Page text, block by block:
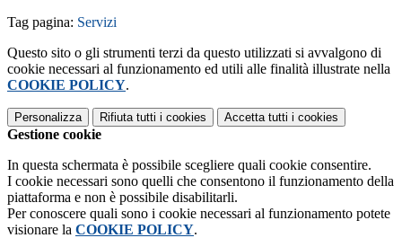
Tag pagina: Servizi
Questo sito o gli strumenti terzi da questo utilizzati si avvalgono di
cookie necessari al funzionamento ed utili alle finalità illustrate nella
COOKIE POLICY.
Personalizza Rifiuta tutti i cookies Accetta tutti i cookies
Gestione cookie
In questa schermata è possibile scegliere quali cookie consentire.
I cookie necessari sono quelli che consentono il funzionamento della
piattaforma e non è possibile disabilitarli.
Per conoscere quali sono i cookie necessari al funzionamento potete
visionare la COOKIE POLICY.